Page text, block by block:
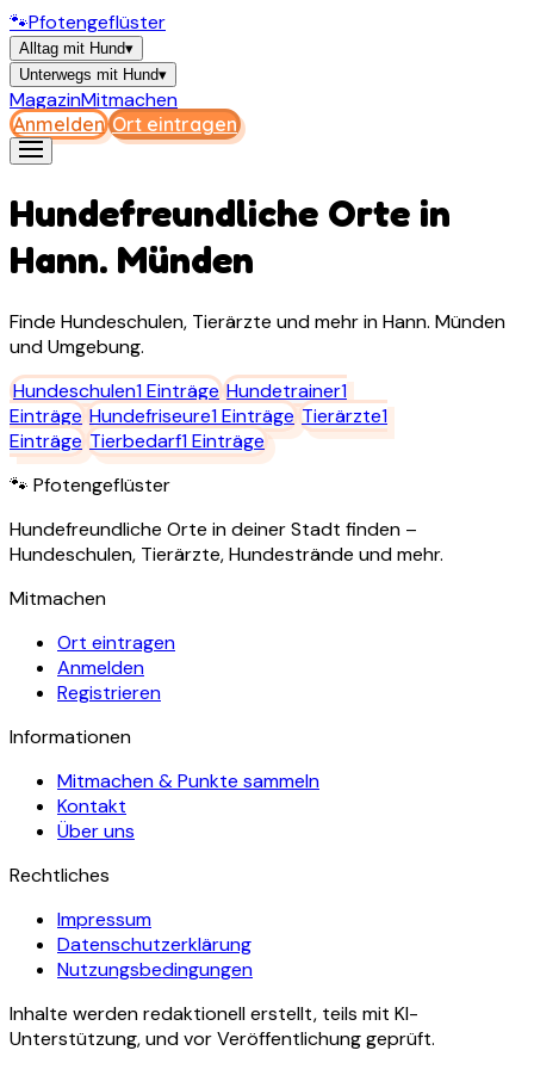
🐾Pfotengeflüster
Alltag mit Hund▾
Unterwegs mit Hund▾
MagazinMitmachen
Anmelden Ort eintragen
Hundefreundliche Orte in
Hann. Münden
Finde Hundeschulen, Tierärzte und mehr inHann. Münden
und Umgebung.
Hundeschulen1Einträge Hundetrainer1
Einträge Hundefriseure1Einträge Tierärzte1
Einträge Tierbedarf1Einträge
🐾 Pfotengeflüster
Hundefreundliche Orte in deiner Stadt finden –
Hundeschulen, Tierärzte, Hundestrände und mehr.
Mitmachen
Ort eintragen
Anmelden
Registrieren
Informationen
Mitmachen & Punkte sammeln
Kontakt
Über uns
Rechtliches
Impressum
Datenschutzerklärung
Nutzungsbedingungen
Inhalte werden redaktionell erstellt, teils mit KI-
Unterstützung, und vor Veröffentlichung geprüft.